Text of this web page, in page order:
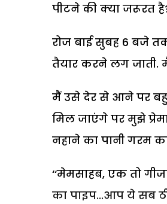
पीटने की क्या जरूरत
रोज बाई सुबह 6 बजे
तैयार करने लग जाती.
मैं उसे देर से आने पर
मिल जाएंगे पर मुझे
नहाने का पानी गरम कर
‘‘मेमसाहब, एक तो
का पाइप...आप ये सब